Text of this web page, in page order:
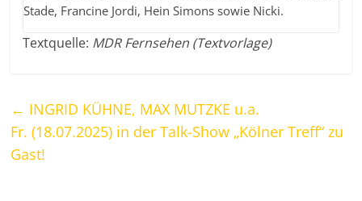
Stade, Francine Jordi, Hein Simons sowie Nicki.
Textquelle: MDR Fernsehen (Textvorlage)
← INGRID KÜHNE, MAX MUTZKE u.a.
Fr. (18.07.2025) in der Talk-Show „Kölner Treff“ zu
Gast!